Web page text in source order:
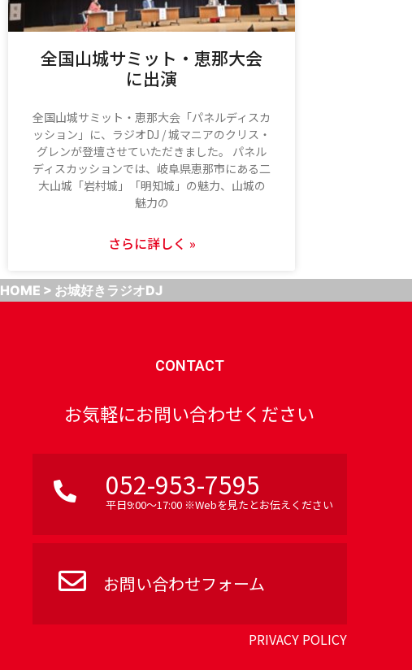
全国山城サミット・恵那大会
に出演
全国山城サミット・恵那大会「パネルディスカ
ッション」に、ラジオDJ / 城マニアのクリス・
グレンが登壇させていただきました。 パネル
ディスカッションでは、岐阜県恵那市にある二
大山城「岩村城」「明知城」の魅力、山城の
魅力の
さらに詳しく »
HOME > お城好きラジオDJ
CONTACT
お気軽にお問い合わせください
052-953-7595
平日9:00〜17:00 ※Webを見たとお伝えください
お問い合わせフォーム
PRIVACY POLICY